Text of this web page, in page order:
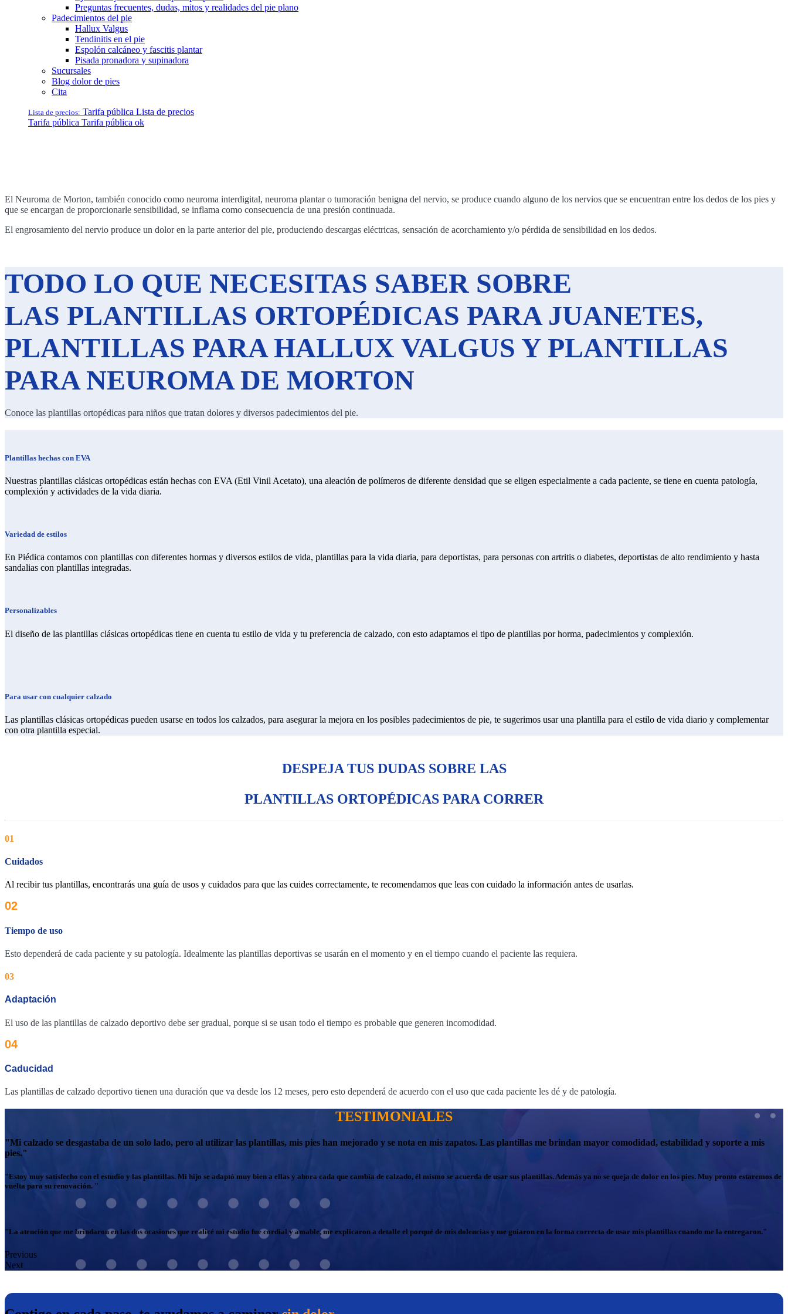
Preguntas frecuentes, dudas, mitos y realidades del pie plano
Padecimientos del pie
Hallux Valgus
Tendinitis en el pie
Espolón calcáneo y fascitis plantar
Pisada pronadora y supinadora
Sucursales
Blog dolor de pies
Cita
Lista de precios: Tarifa pública Lista de precios
Tarifa pública Tarifa pública ok
El Neuroma de Morton, también conocido como neuroma interdigital, neuroma plantar o tumoración benigna del nervio, se produce cuando alguno de los nervios que se encuentran entre los dedos de los pies y
que se encargan de proporcionarle sensibilidad, se inflama como consecuencia de una presión continuada.
El engrosamiento del nervio produce un dolor en la parte anterior del pie, produciendo descargas eléctricas, sensación de acorchamiento y/o pérdida de sensibilidad en los dedos.
TODO LO QUE NECESITAS SABER SOBRE
LAS PLANTILLAS ORTOPÉDICAS PARA JUANETES,
PLANTILLAS PARA HALLUX VALGUS Y PLANTILLAS
PARA NEUROMA DE MORTON
Conoce las plantillas ortopédicas para niños que tratan dolores y diversos padecimientos del pie.
Plantillas hechas con EVA
Nuestras plantillas clásicas ortopédicas están hechas con EVA (Etil Vinil Acetato), una aleación de polímeros de diferente densidad que se eligen especialmente a cada paciente, se tiene en cuenta patología,
complexión y actividades de la vida diaria.
Variedad de estilos
En Piédica contamos con plantillas con diferentes hormas y diversos estilos de vida, plantillas para la vida diaria, para deportistas, para personas con artritis o diabetes, deportistas de alto rendimiento y hasta
sandalias con plantillas integradas.
Personalizables
El diseño de las plantillas clásicas ortopédicas tiene en cuenta tu estilo de vida y tu preferencia de calzado, con esto adaptamos el tipo de plantillas por horma, padecimientos y complexión.
Para usar con cualquier calzado
Las plantillas clásicas ortopédicas pueden usarse en todos los calzados, para asegurar la mejora en los posibles padecimientos de pie, te sugerimos usar una plantilla para el estilo de vida diario y complementar
con otra plantilla especial.
DESPEJA TUS DUDAS SOBRE LAS
PLANTILLAS ORTOPÉDICAS PARA CORRER
01
Cuidados
Al recibir tus plantillas, encontrarás una guía de usos y cuidados para que las cuides correctamente, te recomendamos que leas con cuidado la información antes de usarlas.
02
Tiempo de uso
Esto dependerá de cada paciente y su patología. Idealmente las plantillas deportivas se usarán en el momento y en el tiempo cuando el paciente las requiera.
03
Adaptación
El uso de las plantillas de calzado deportivo debe ser gradual, porque si se usan todo el tiempo es probable que generen incomodidad.
04
Caducidad
Las plantillas de calzado deportivo tienen una duración que va desde los 12 meses, pero esto dependerá de acuerdo con el uso que cada paciente les dé y de patología.
TESTIMONIALES
"Mi calzado se desgastaba de un solo lado, pero al utilizar las plantillas, mis pies han mejorado y se nota en mis zapatos. Las plantillas me brindan mayor comodidad, estabilidad y soporte a mis
pies."
"Estoy muy satisfecho con el estudio y las plantillas. Mi hijo se adaptó muy bien a ellas y ahora cada que cambia de calzado, él mismo se acuerda de usar sus plantillas. Además ya no se queja de dolor en los pies. Muy pronto estaremos de
vuelta para su renovación. "
"La atención que me brindaron en las dos ocasiones que realicé mi estudio fue cordial y amable, me explicaron a detalle el porqué de mis dolencias y me guiaron en la forma correcta de usar mis plantillas cuando me la entregaron."
Previous
Next